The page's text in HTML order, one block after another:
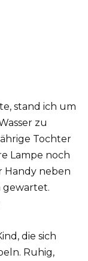
stand ich um
zu
Tochter
Lampe noch
Handy neben
gewartet.
die sich
Ruhig,